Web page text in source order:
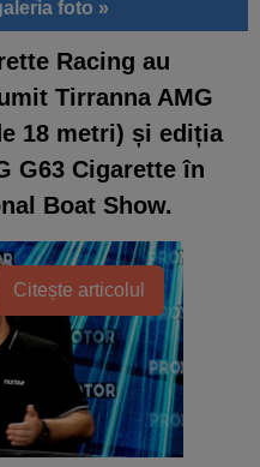
foto »
Racing au
Tirranna AMG
18 metri) și ediția
G63 Cigarette în
Boat Show.
Citește articolul